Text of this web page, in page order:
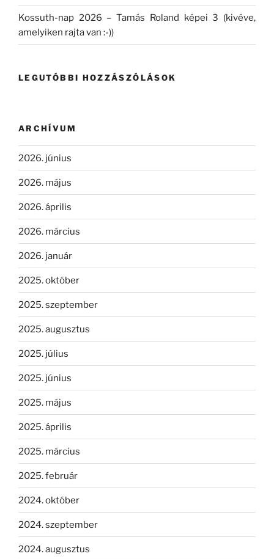
Kossuth-nap 2026 – Tamás Roland képei 3 (kivéve,
amelyiken rajta van :-))
LEGUTÓBBI HOZZÁSZÓLÁSOK
ARCHÍVUM
2026. június
2026. május
2026. április
2026. március
2026. január
2025. október
2025. szeptember
2025. augusztus
2025. július
2025. június
2025. május
2025. április
2025. március
2025. február
2024. október
2024. szeptember
2024. augusztus